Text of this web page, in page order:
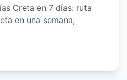
Creta en 7 días: ruta
en una semana,